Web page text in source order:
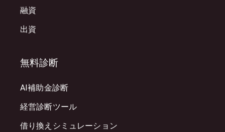
融資
出資
無料診断
AI補助金診断
経営診断ツール
借り換えシミュレーション